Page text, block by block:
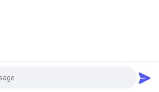
Запрос Цитировать